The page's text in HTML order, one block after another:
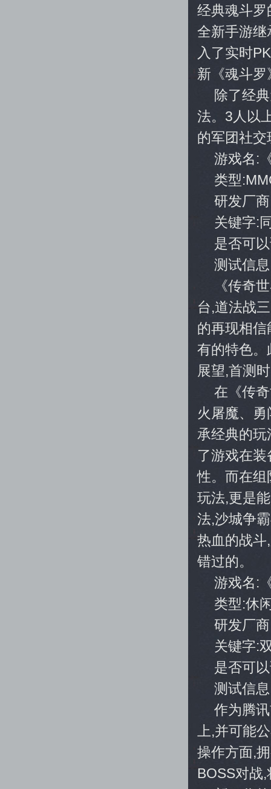
经典魂斗
全新手游
入了实时
新《魂斗罗
除了经
法。3人以
的军团社
游戏名:
类型
研发厂
关键字:
是否可
测试信
《传奇
台,道法战
的再现相
有的特色
展望,首测
在《传
火屠魔、
承经典的
了游戏在
性。而在
玩法,更是
法,沙城争
热血的战斗
错过的。
游戏名:
类型:休
研发厂
关键字:
是否可
测试信
作为腾
上,并可能
操作方面,
BOSS对战